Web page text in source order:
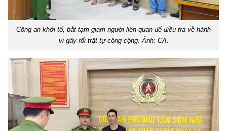
Công an khởi tố, bắt tạm giam người liên quan để điều tra về hành
vi gây rối trật tự công cộng. Ảnh: CA.